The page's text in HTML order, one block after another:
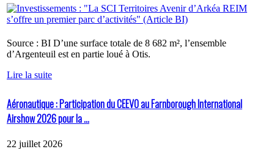
Source : BI D’une surface totale de 8 682 m², l’ensemble
d’Argenteuil est en partie loué à Otis.
Lire la suite
Aéronautique : Participation du CEEVO au Farnborough International
Airshow 2026 pour la ...
22 juillet 2026